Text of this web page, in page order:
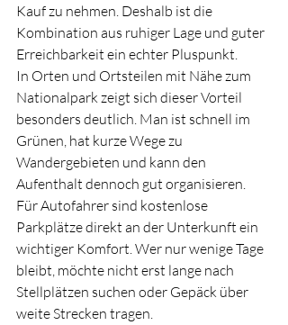
Kauf zu nehmen. Deshalb ist die
Kombination aus ruhiger Lage und guter
Erreichbarkeit ein echter Pluspunkt.
In Orten und Ortsteilen mit Nähe zum
Nationalpark zeigt sich dieser Vorteil
besonders deutlich. Man ist schnell im
Grünen, hat kurze Wege zu
Wandergebieten und kann den
Aufenthalt dennoch gut organisieren.
Für Autofahrer sind kostenlose
Parkplätze direkt an der Unterkunft ein
wichtiger Komfort. Wer nur wenige Tage
bleibt, möchte nicht erst lange nach
Stellplätzen suchen oder Gepäck über
weite Strecken tragen.